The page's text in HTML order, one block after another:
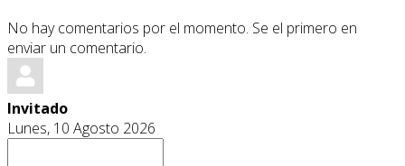
No hay comentarios por el momento. Se el primero en
enviar un comentario.
Invitado
Lunes, 10 Agosto 2026